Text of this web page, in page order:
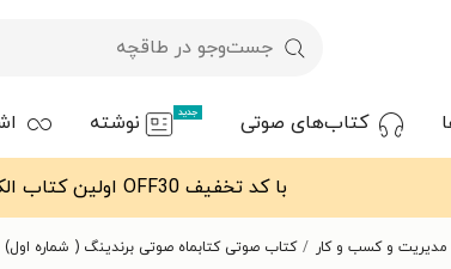
کتاب‌های صوتی جدید نوشته
با کد تخفیف OFF30 اولین کتاب الکترونیکی یا صوتی‌ات را با ۳۰٪ تخفیف از طاقچه دریافت کن.
مدیریت و کسب و کار کتاب صوتی کتابماه صوتی برندینگ ( شماره اول)